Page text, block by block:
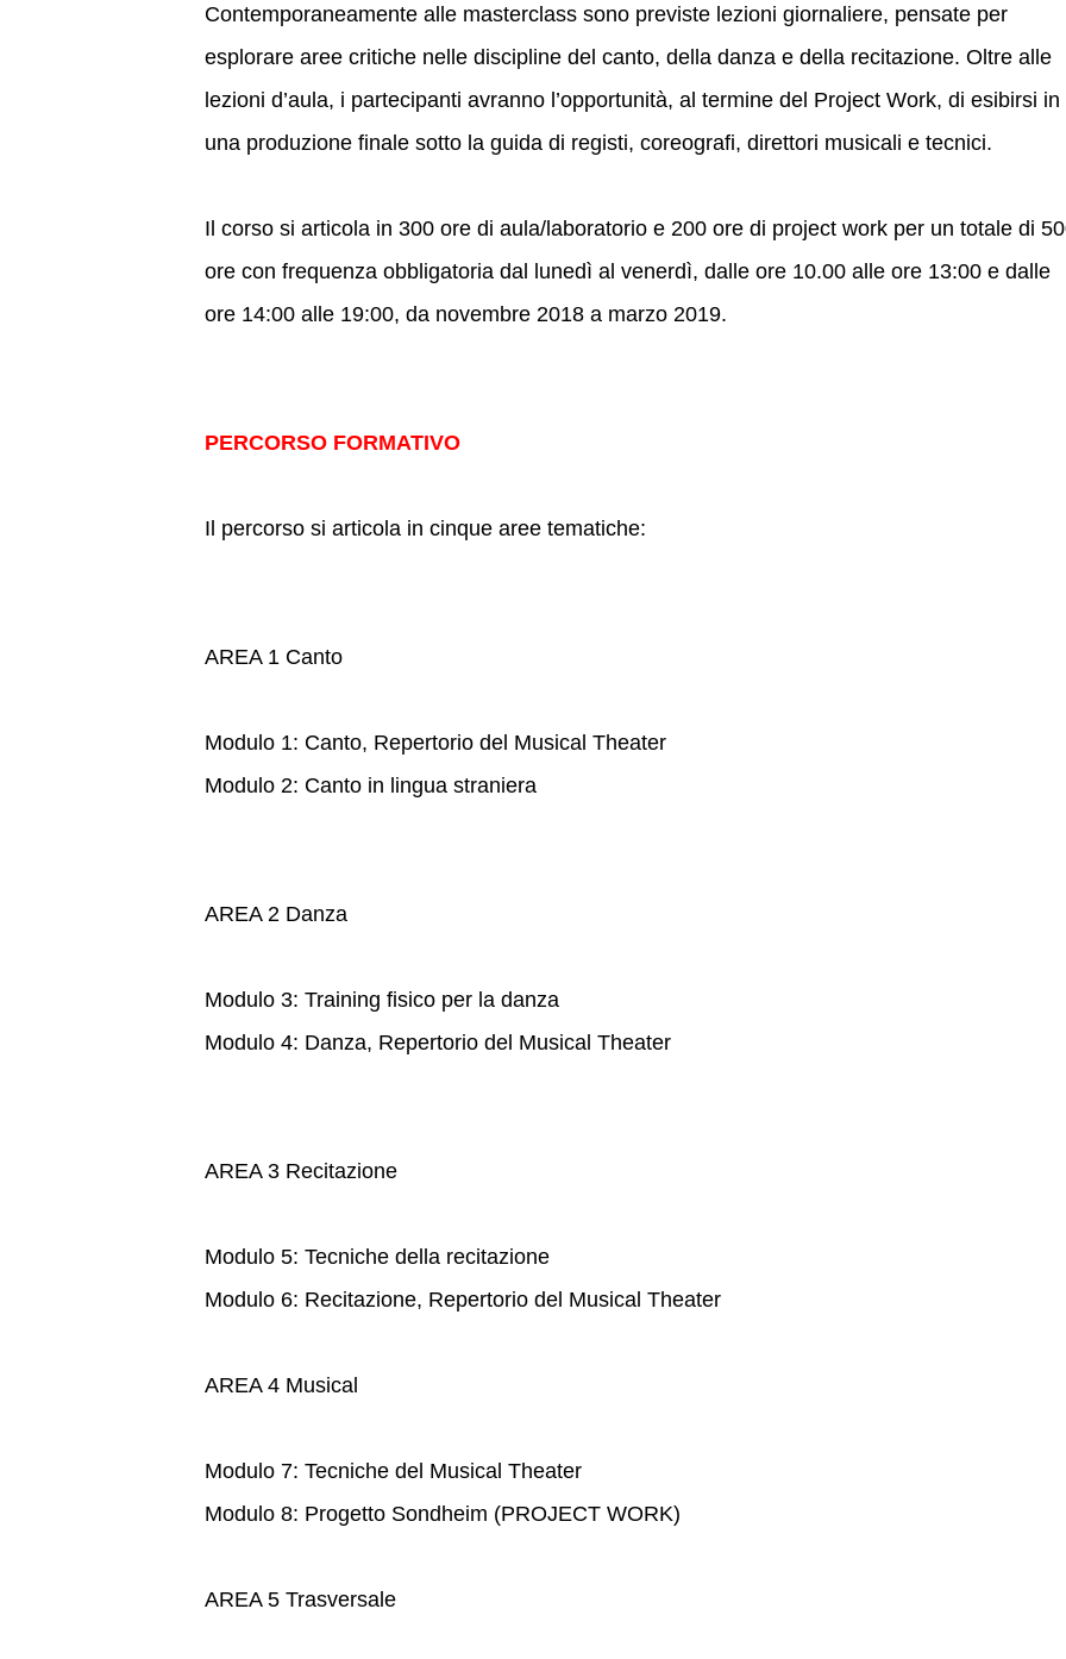
Contemporaneamente alle masterclass sono previste lezioni giornaliere, pensate per
esplorare aree critiche nelle discipline del canto, della danza e della recitazione. Oltre alle
lezioni d’aula, i partecipanti avranno l’opportunità, al termine del Project Work, di esibirsi in
una produzione finale sotto la guida di registi, coreografi, direttori musicali e tecnici.
Il corso si articola in 300 ore di aula/laboratorio e 200 ore di project work per un totale di
ore con frequenza obbligatoria dal lunedì al venerdì, dalle ore 10.00 alle ore 13:00 e dalle
ore 14:00 alle 19:00, da novembre 2018 a marzo 2019.
PERCORSO FORMATIVO
Il percorso si articola in cinque aree tematiche:
AREA 1 Canto
Modulo 1: Canto, Repertorio del Musical Theater
Modulo 2: Canto in lingua straniera
AREA 2 Danza
Modulo 3: Training fisico per la danza
Modulo 4: Danza, Repertorio del Musical Theater
AREA 3 Recitazione
Modulo 5: Tecniche della recitazione
Modulo 6: Recitazione, Repertorio del Musical Theater
AREA 4 Musical
Modulo 7: Tecniche del Musical Theater
Modulo 8: Progetto Sondheim (PROJECT WORK)
AREA 5 Trasversale